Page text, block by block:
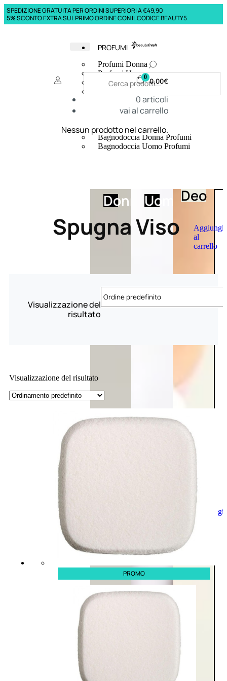
SPEDIZIONE GRATUITA PER ORDINI SUPERIORI A €49,90
5% SCONTO EXTRA SUL PRIMO ORDINE CON IL CODICE BEAUTY5
PROFUMI
Profumi Donna
Profumi Uomo
Deodoranti Donna
Corpo Donna
Corpo Uomo
Creme Mani
Bagnodoccia Donna Profumi
Bagnodoccia Uomo Profumi
DonnaUomoDeo
Aggiungi
al
carrello
Aggiungi
al
carrello
0 0,00€
0articoli
vai al carrello
Nessun prodotto nel carrello.
Spugna Viso
Visualizzazione del
risultato
Visualizzazione del risultato
PROMO